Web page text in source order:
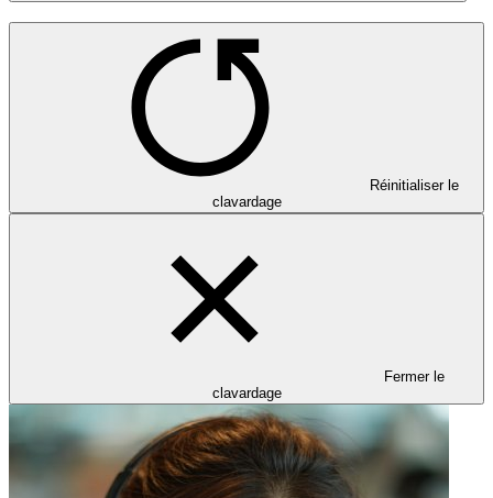
Réinitialiser le
clavardage
Fermer le
clavardage